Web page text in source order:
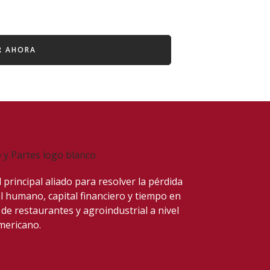
AHORA
principal aliado para resolver la pérdida
humano, capital financiero y tiempo en
restaurantes y agroindustrial a nivel